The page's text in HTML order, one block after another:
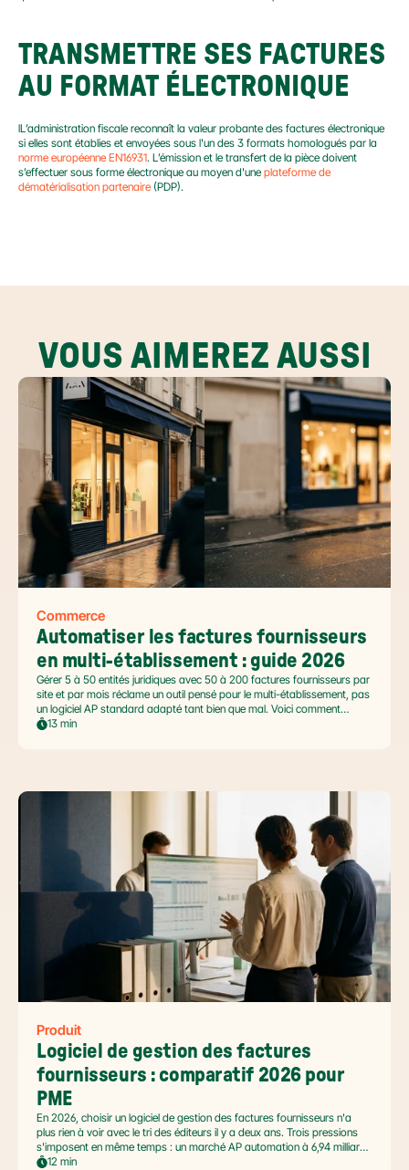
TRANSMETTRE SES FACTURES
AU FORMAT ÉLECTRONIQUE
lL’administration fiscale reconnaît la valeur probante des factures électronique
norme européenne EN16931. L’émission et le transfert de la pièce doivent
s’effectuer sous forme électronique au moyen d'une plateforme de
dématérialisation partenaire (PDP).
VOUS AIMEREZ AUSSI
Commerce
Automatiser les factures fournisseurs
en multi-établissement : guide 2026
Gérer 5 à 50 entités juridiques avec 50 à 200 factures fournisseurs par
site et par mois réclame un outil pensé pour le multi-établissement, pas
un logiciel AP standard adapté tant bien que mal. Voici comment
automatiser sans casser la gouvernance locale, capturer le levier BFR
13 min
Produit
Logiciel de gestion des factures
fournisseurs : comparatif 2026 pour
PME
En 2026, choisir un logiciel de gestion des factures fournisseurs n'a
plus rien à voir avec le tri des éditeurs il y a deux ans. Trois pressions
s'imposent en même temps : un marché AP automation à 6,94 milliards
USD en pleine accélération, une réforme facture électronique 2026 qui
12 min